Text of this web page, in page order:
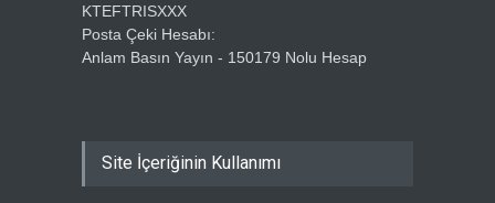
KTEFTRISXXX
Posta Çeki Hesabı:
Anlam Basın Yayın - 150179 Nolu Hesap
Site İçeriğinin Kullanımı